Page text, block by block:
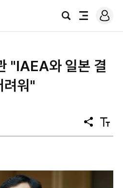
검
전
로
그
"IAEA와 일본 결
려워"
공
유
텍
스